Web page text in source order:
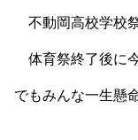
不動岡高校学校
体育祭終了後に
でもみんな一生懸